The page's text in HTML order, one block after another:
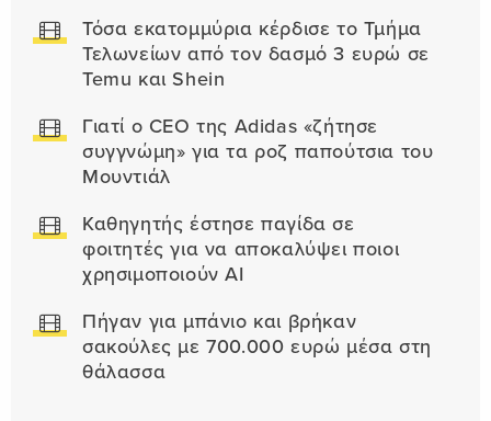
Τόσα εκατομμύρια κέρδισε το Τμήμα
Τελωνείων από τον δασμό 3 ευρώ σε
Temu και Shein
Γιατί ο CEO της Adidas «ζήτησε
συγγνώμη» για τα ροζ παπούτσια του
Μουντιάλ
Καθηγητής έστησε παγίδα σε
φοιτητές για να αποκαλύψει ποιοι
χρησιμοποιούν AI
Πήγαν για μπάνιο και βρήκαν
σακούλες με 700.000 ευρώ μέσα στη
θάλασσα